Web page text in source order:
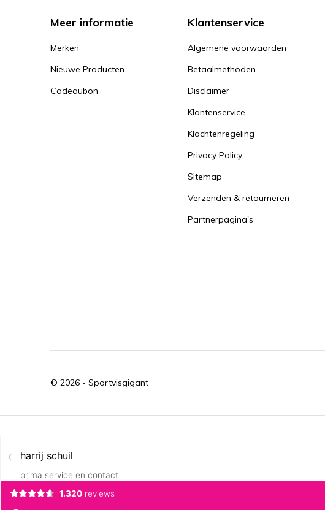
Meer informatie
Merken
Nieuwe Producten
Cadeaubon
Klantenservice
Algemene voorwaarden
Betaalmethoden
Disclaimer
Klantenservice
Klachtenregeling
Privacy Policy
Sitemap
Verzenden & retourneren
Partnerpagina's
© 2026 - Sportvisgigant